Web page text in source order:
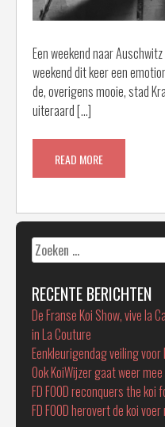
Een weekend naar
weekend dit keer een
de, overigens mooie, stad
uiteraard […]
READ MORE
Zoeken
naar:
RECENTE BERICHTEN
De Franse Koi Show, vive la
in La Couture
Eenkleurigendag veiling
Ook KoiWijzer gaat weer
FD FOOD reconquers the koi
FD FOOD herovert de koi